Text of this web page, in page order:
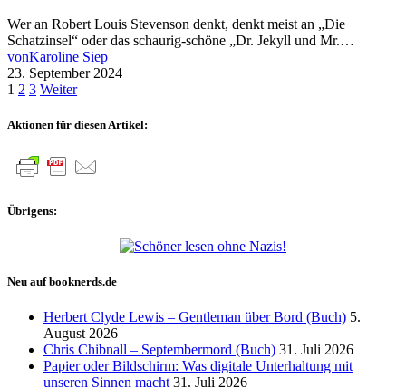
Wer an Robert Louis Stevenson denkt, denkt meist an „Die
Schatzinsel“ oder das schaurig-schöne „Dr. Jekyll und Mr.…
vonKaroline Siep
23. September 2024
Seitennummerierung
der
1 2 3 Weiter
Aktionen für diesen Artikel:
Übrigens:
Neu auf booknerds.de
Herbert Clyde Lewis – Gentleman über Bord (Buch) 5.
August 2026
Chris Chibnall – Septembermord (Buch) 31. Juli 2026
Papier oder Bildschirm: Was digitale Unterhaltung mit
unseren Sinnen macht 31. Juli 2026